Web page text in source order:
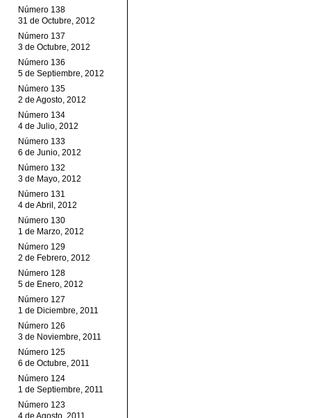
Número 138
31 de Octubre, 2012
Número 137
3 de Octubre, 2012
Número 136
5 de Septiembre, 2012
Número 135
2 de Agosto, 2012
Número 134
4 de Julio, 2012
Número 133
6 de Junio, 2012
Número 132
3 de Mayo, 2012
Número 131
4 de Abril, 2012
Número 130
1 de Marzo, 2012
Número 129
2 de Febrero, 2012
Número 128
5 de Enero, 2012
Número 127
1 de Diciembre, 2011
Número 126
3 de Noviembre, 2011
Número 125
6 de Octubre, 2011
Número 124
1 de Septiembre, 2011
Número 123
4 de Agosto, 2011